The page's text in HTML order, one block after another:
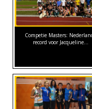
Competie Masters:
record voor Jacqueline…